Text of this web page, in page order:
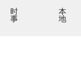
时事 本地